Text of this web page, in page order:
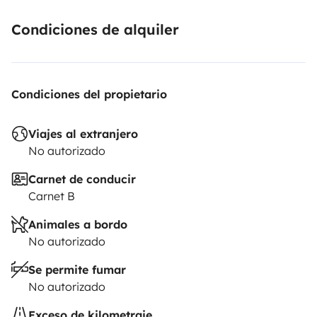
Condiciones de alquiler
Condiciones del propietario
Viajes al extranjero
No autorizado
Carnet de conducir
Carnet B
Animales a bordo
No autorizado
Se permite fumar
No autorizado